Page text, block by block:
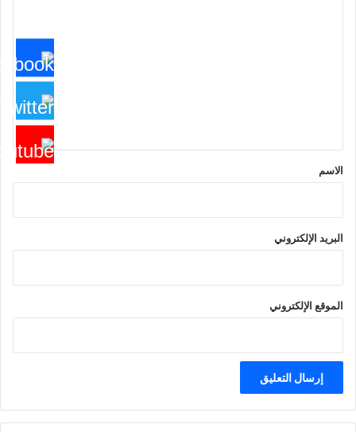
*
الاسم
البريد الإلكتروني
الموقع الإلكتروني